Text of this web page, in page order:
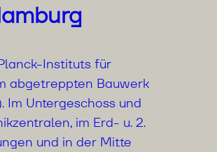
Instituts für
abgetreppten Bauwerk
Im Untergeschoss und
im Erd- u. 2.
und in der Mitte